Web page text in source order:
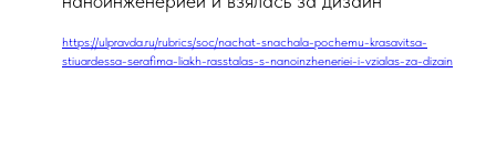
https://ulpravda.ru/rubrics/soc/nachat-snachala-pochemu-krasavitsa-
stiuardessa-serafima-liakh-rasstalas-s-nanoinzheneriei-i-vzialas-za-dizain